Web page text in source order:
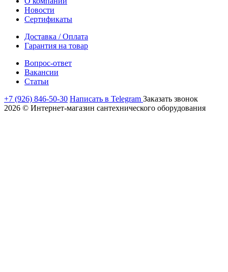
Новости
Сертификаты
Доставка / Оплата
Гарантия на товар
Вопрос-ответ
Вакансии
Статьи
+7 (926) 846-50-30 Написать в Telegram Заказать звонок
2026 © Интернет-магазин сантехнического оборудования